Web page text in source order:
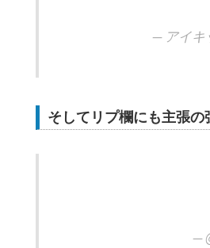
— アイキ
そしてリプ欄にも主張
—